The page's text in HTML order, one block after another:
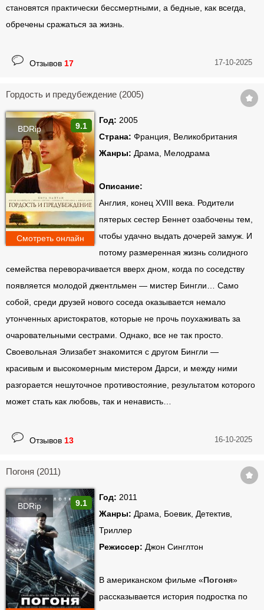
становятся практически бессмертными, а бедные, как всегда,
обречены сражаться за жизнь.
Отзывов 17 17-10-2025
Гордость и предубеждение (2005)
9.1
BDRip
Год: 2005
Страна: Франция, Великобритания
Жанры: Драма, Мелодрама
Описание:
Англия, конец XVIII века. Родители
пятерых сестер Беннет озабочены тем,
чтобы удачно выдать дочерей замуж. И
потому размеренная жизнь солидного
семейства переворачивается вверх дном, когда по соседству
появляется молодой джентльмен — мистер Бингли… Само
собой, среди друзей нового соседа оказывается немало
утонченных аристократов, которые не прочь поухаживать за
очаровательными сестрами. Однако, все не так просто.
Своевольная Элизабет знакомится с другом Бингли —
красивым и высокомерным мистером Дарси, и между ними
разгорается нешуточное противостояние, результатом которого
может стать как любовь, так и ненависть…
Смотреть онлайн
Отзывов 13 16-10-2025
Погоня (2011)
9.1
BDRip
Год: 2011
Жанры: Драма, Боевик, Детектив,
Триллер
Режиссер: Джон Синглтон
В американском фильме «Погоня»
рассказывается история подростка по